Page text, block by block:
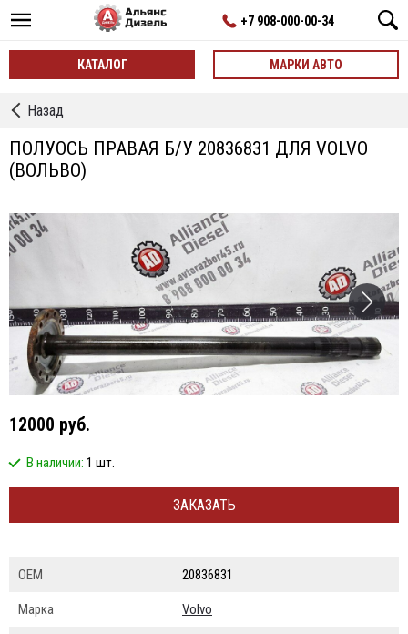
+7 908-000-00-34
КАТАЛОГ МАРКИ АВТО
←Назад
ПОЛУОСЬ ПРАВАЯ Б/У 20836831 ДЛЯ VOLVO
(ВОЛЬВО)
12000 руб.
В наличии: 1 шт.
ЗАКАЗАТЬ
ОЕМ 20836831
Марка Volvo